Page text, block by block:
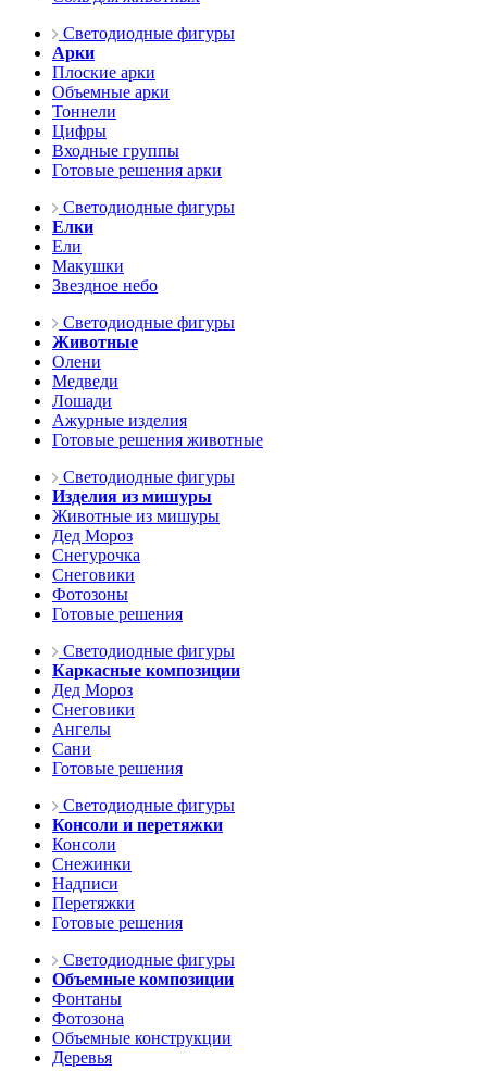
Светодиодные фигуры
Арки
Плоские арки
Объемные арки
Тоннели
Цифры
Входные группы
Готовые решения арки
Светодиодные фигуры
Елки
Ели
Макушки
Звездное небо
Светодиодные фигуры
Животные
Олени
Медведи
Лошади
Ажурные изделия
Готовые решения животные
Светодиодные фигуры
Изделия из мишуры
Животные из мишуры
Дед Мороз
Снегурочка
Снеговики
Фотозоны
Готовые решения
Светодиодные фигуры
Каркасные композиции
Дед Мороз
Снеговики
Ангелы
Сани
Готовые решения
Светодиодные фигуры
Консоли и перетяжки
Консоли
Снежинки
Надписи
Перетяжки
Готовые решения
Светодиодные фигуры
Объемные композиции
Фонтаны
Фотозона
Объемные конструкции
Деревья